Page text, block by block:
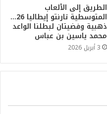
الطريق إلى الألعاب
المتوسطية تارنتو إيطاليا 26…
ذهبية وفضيتان لبطلنا الواعد
محمد ياسين بن عباس
3 أبريل 2026